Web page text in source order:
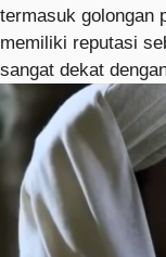
termasuk golongan
memiliki reputasi
sangat dekat